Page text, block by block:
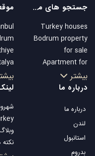
جستجو های محبوب
Turkey houses
Bodrum property
for sale
Apartment for
sale in Istanbul
Istanbul Villas
Apartment for
sale in Antalya
Antalya homes
بیشتر
Side
درباره ما
درباره ما
لندن
استانبول
بدروم